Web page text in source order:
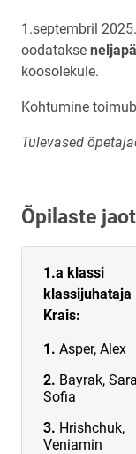
1.septembril
oodatakse
koosolekule.
Kohtumine
Tulevased
Õpilaste
1.a klassi
klassijuhataja
Krais:
Asper, Alex
Bayrak,
Sofia
Hrishchuk,
Veniamin